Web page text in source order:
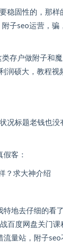
要稳固性的
运营，骗
这类存户做附子和魔贝
群利润硕大
况标题老钱也没有
：
？求大神介绍
去仔细的看了下他
度网盘关门课程提
站，附子